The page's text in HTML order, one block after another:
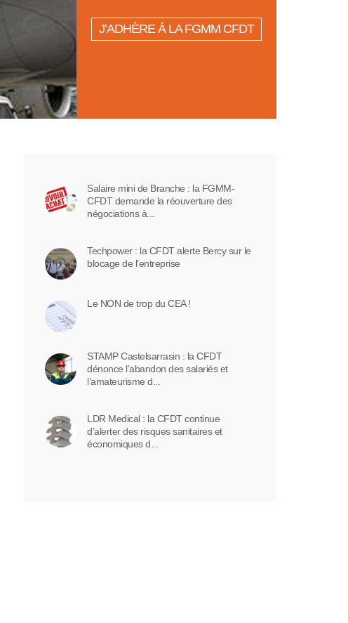
J’ADHÈRE À LA FGMM CFDT
Salaire mini de Branche : la FGMM-
CFDT demande la réouverture des
négociations à...
Techpower : la CFDT alerte Bercy sur le
blocage de l’entreprise
Le NON de trop du CEA !
STAMP Castelsarrasin : la CFDT
dénonce l’abandon des salariés et
l’amateurisme d...
LDR Medical : la CFDT continue
d’alerter des risques sanitaires et
économiques d...